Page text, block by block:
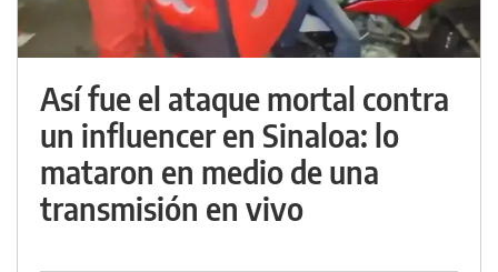
Así fue el ataque mortal contra
un influencer en Sinaloa: lo
mataron en medio de una
transmisión en vivo